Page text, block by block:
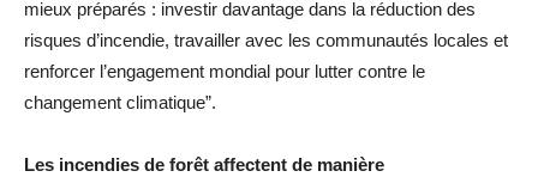
mieux préparés : investir davantage dans la réduction des
risques d’incendie, travailler avec les communautés locales et
renforcer l’engagement mondial pour lutter contre le
changement climatique”.
Les incendies de forêt affectent de manière